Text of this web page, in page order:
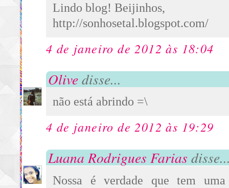
Lindo blog! Beijinhos,
http://sonhosetal.blogspot.com/
4 de janeiro de 2012 às 18:04
Olivedisse...
não está abrindo =\
4 de janeiro de 2012 às 19:29
Luana Rodrigues Farias
Nossa é verdade que tem